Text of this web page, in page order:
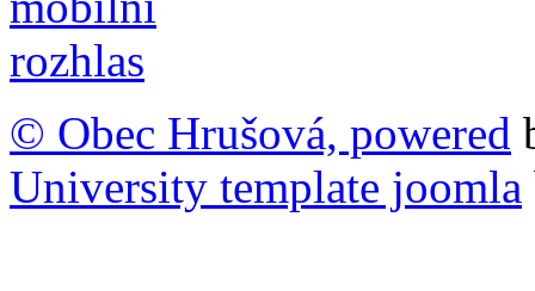
© Obec Hrušová, powered
University template joomla